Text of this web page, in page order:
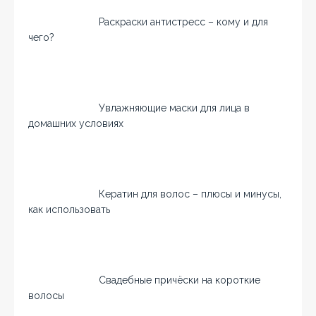
Раскраски антистресс – кому и для
чего?
Увлажняющие маски для лица в
домашних условиях
Кератин для волос – плюсы и минусы,
как использовать
Свадебные причёски на короткие
волосы